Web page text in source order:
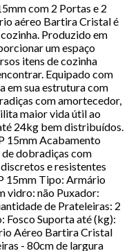
com 2 Portas e 2
aéreo Bartira Cristal é
Produzido em
um espaço
itens de cozinha
Equipado com
em sua estrutura com
com amortecedor,
maior vida útil ao
24kg bem distribuídos.
15mm Acabamento
dobradiças com
e resistentes
15mm Tipo: Armário
vidro: não Puxador:
de Prateleiras: 2
Fosco Suporta até (kg):
Aéreo Bartira Cristal
- 80cm de largura